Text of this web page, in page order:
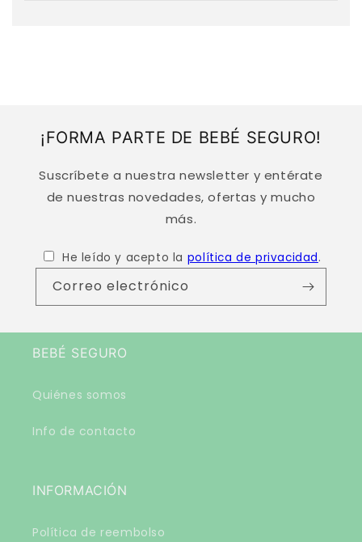
¡FORMA PARTE DE BEBÉ SEGURO!
Suscríbete a nuestra newsletter y entérate
de nuestras novedades, ofertas y mucho
más.
He leído y acepto la política de privacidad.
Correo electrónico
BEBÉ SEGURO
Quiénes somos
Info de contacto
INFORMACIÓN
Política de reembolso